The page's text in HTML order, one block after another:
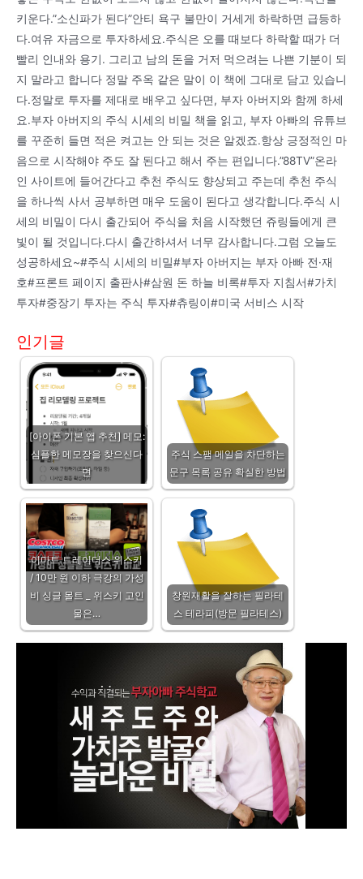
키운다.”소신파가 된다”안티 욕구 불만이 거세게 하락하면 급등하
다.여유 자금으로 투자하세요.주식은 오를 때보다 하락할 때가 더
빨리 인내와 용기. 그리고 남의 돈을 거저 먹으려는 나쁜 기분이 되
지 말라고 합니다 정말 주옥 같은 말이 이 책에 그대로 담고 있습니
다.정말로 투자를 제대로 배우고 싶다면, 부자 아버지와 함께 하세
요.부자 아버지의 주식 시세의 비밀 책을 읽고, 부자 아빠의 유튜브
를 꾸준히 들면 적은 켜고는 안 되는 것은 알겠죠.항상 긍정적인 마
음으로 시작해야 주도 잘 된다고 해서 주는 편입니다.”88TV”온라
인 사이트에 들어간다고 추천 주식도 향상되고 주는데 추천 주식
을 하나씩 사서 공부하면 매우 도움이 된다고 생각합니다.주식 시
세의 비밀이 다시 출간되어 주식을 처음 시작했던 쥬링들에게 큰
빛이 될 것입니다.다시 출간하셔서 너무 감사합니다.그럼 오늘도
성공하세요~#주식 시세의 비밀#부자 아버지는 부자 아빠 전·재
호#프론트 페이지 출판사#삼원 돈 하늘 비록#투자 지침서#가치
투자#중장기 투자는 주식 투자#츄링이#미국 서비스 시작
인기글
[아이폰 기본 앱 추천] 메모:
심플한 메모장을 찾으신다
면
주식 스팸 메일을 차단하는
문구 목록 공유 확실한 방법
이마트 트레이더스 위스키
/ 10만 원 이하 극강의 가성
비 싱글 몰트 _ 위스키 고인
물은…
창원재활을 잘하는 필라테
스 테라피(방문 필라테스)